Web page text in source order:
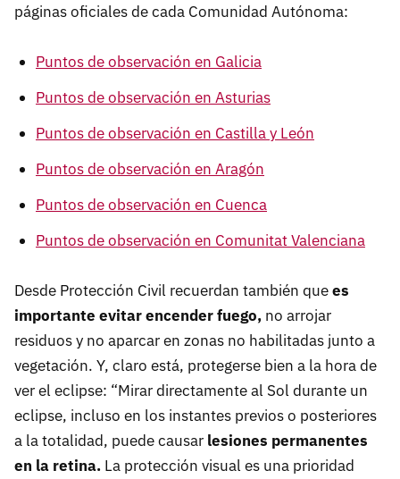
páginas oficiales de cada Comunidad Autónoma:
Puntos de observación en Galicia
Puntos de observación en Asturias
Puntos de observación en Castilla y León
Puntos de observación en Aragón
Puntos de observación en Cuenca
Puntos de observación en Comunitat Valenciana
Desde Protección Civil recuerdan también quees
importante evitar encender fuego, no arrojar
residuos y no aparcar en zonas no habilitadas junto a
vegetación. Y, claro está, protegerse bien a la hora de
ver el eclipse: “Mirar directamente al Sol durante un
eclipse, incluso en los instantes previos o posteriores
a la totalidad, puede causar lesiones permanentes
en la retina. La protección visual es una prioridad